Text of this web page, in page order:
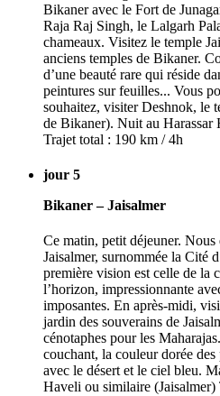
Bikaner avec le Fort de
Raja Raj Singh, le Lalgarh
chameaux. Visitez le temple
anciens temples de Bikaner.
d’une beauté rare qui réside
peintures sur feuilles... Vous
souhaitez, visiter Deshnok, le
de Bikaner). Nuit au
Trajet total : 190 km / 4h
jour 5
Bikaner – Jaisalmer
Ce matin, petit déjeuner.
Jaisalmer, surnommée la Cité
première vision est celle de la
l’horizon, impressionnante
imposantes. En après-midi,
jardin des souverains de
cénotaphes pour les
couchant, la couleur dorée
avec le désert et le ciel bleu.
Haveli ou similaire